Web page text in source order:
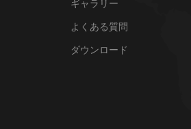
ギャラリー
よくある質問
ダウンロード